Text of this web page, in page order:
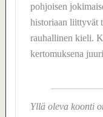
pohjoisen
historiaan liittyvät
rauhallinen kieli.
kertomuksena
Yllä oleva koonti